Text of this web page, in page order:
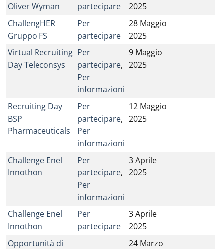
Oliver Wyman
partecipare
2025
ChallengHER
Gruppo FS
Per
partecipare
28 Maggio
2025
Virtual Recruiting
Day Teleconsys
Per
partecipare,
Per
informazioni
9 Maggio
2025
Recruiting Day
BSP
Pharmaceuticals
Per
partecipare,
Per
informazioni
12 Maggio
2025
Challenge Enel
Innothon
Per
partecipare,
Per
informazioni
3 Aprile
2025
Challenge Enel
Innothon
Per
partecipare
3 Aprile
2025
Opportunità di
24 Marzo